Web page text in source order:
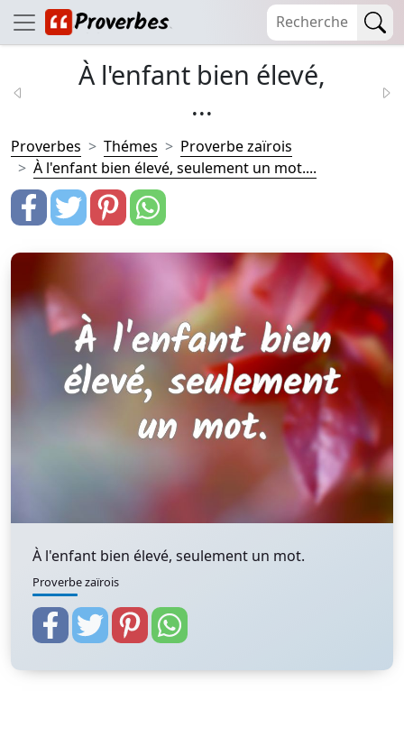
À l'enfant bien élevé,
...
Proverbes Thémes
Proverbe zaïrois
À l'enfant bien élevé, seulement un mot....
À l'enfant bien élevé, seulement un mot.
Proverbe zaïrois